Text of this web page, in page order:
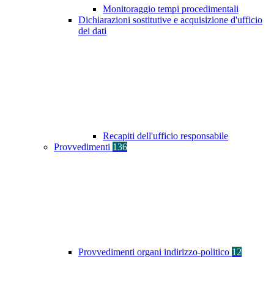
Monitoraggio tempi procedimentali
Dichiarazioni sostitutive e acquisizione d'ufficio
dei dati
Recapiti dell'ufficio responsabile
Provvedimenti 136
Provvedimenti organi indirizzo-politico 12